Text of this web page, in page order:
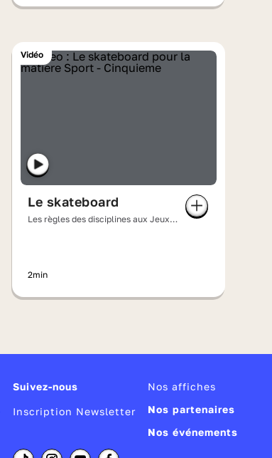
Vidéo
Le skateboard
Les règles des disciplines aux Jeux
2min
Suivez-nous
Inscription Newsletter
Nos affiches
Nos partenaires
Nos événements